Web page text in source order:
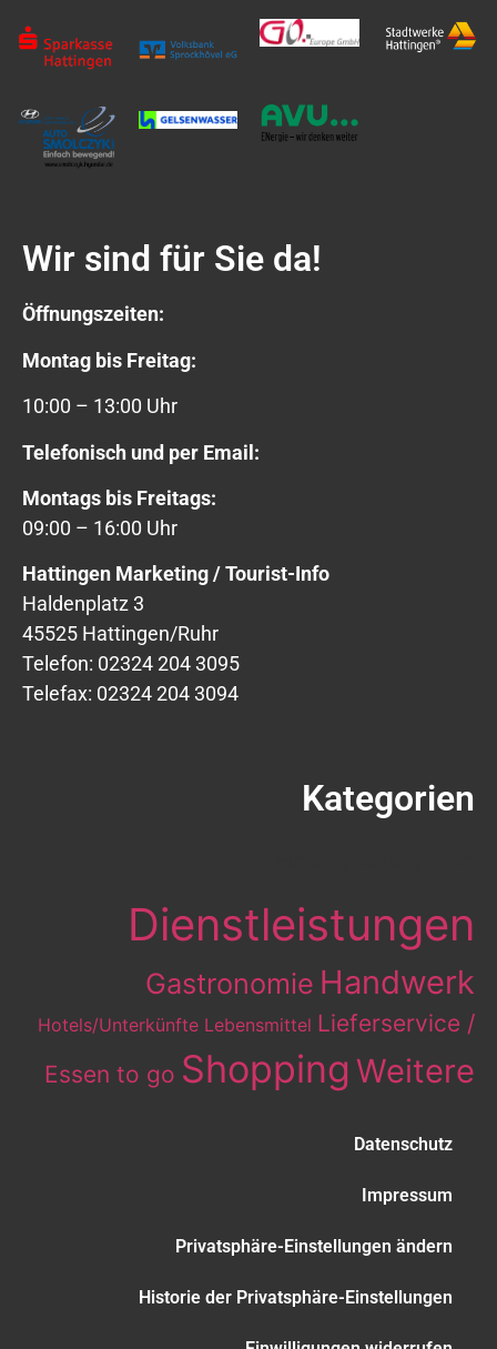
Wir sind für Sie da!
Öffnungszeiten:
Montag bis Freitag:
10:00 – 13:00 Uhr
Telefonisch und per Email:
Montags bis Freitags:
09:00 – 16:00 Uhr
Hattingen Marketing / Tourist-Info
Haldenplatz 3
45525 Hattingen/Ruhr
Telefon: 02324 204 3095
Telefax: 02324 204 3094
Kategorien
Dienstleistungen
Gastronomie Handwerk
Hotels/Unterkünfte Lebensmittel Lieferservice /
Essen to go Shopping Weitere
Datenschutz
Impressum
Privatsphäre-Einstellungen ändern
Historie der Privatsphäre-Einstellungen